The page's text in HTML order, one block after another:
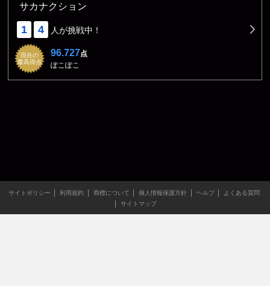
サカナクション
1 4 人が挑戦中！
現在の
最高得点
96.727点
ぽこぽこ
サイトポリシー 利用規約 商標について 個人情報保護方針 ヘルプ
よくある質問
サイトマップ